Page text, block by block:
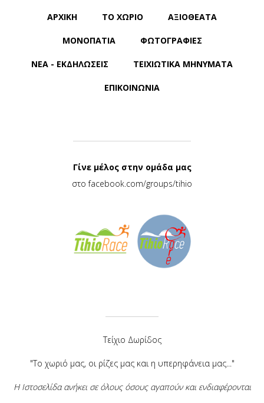
ΑΡΧΙΚΗ ΤΟ ΧΩΡΙΟ ΑΞΙΟΘΕΑΤΑ
ΜΟΝΟΠΑΤΙΑ ΦΩΤΟΓΡΑΦΙΕΣ
ΝΕΑ - ΕΚΔΗΛΩΣΕΙΣ ΤΕΙΧΙΩΤΙΚΑ ΜΗΝΥΜΑΤΑ
ΕΠΙΚΟΙΝΩΝΙΑ
Γίνε μέλος στην ομάδα μας
στοfacebook.com/groups/tihio
Τείχιο Δωρίδος
"Το χωριό μας, οι ρίζες μας και η υπερηφάνεια μας..."
Η Ιστοσελίδα ανήκει σε όλους όσους αγαπούν και ενδιαφέρονται